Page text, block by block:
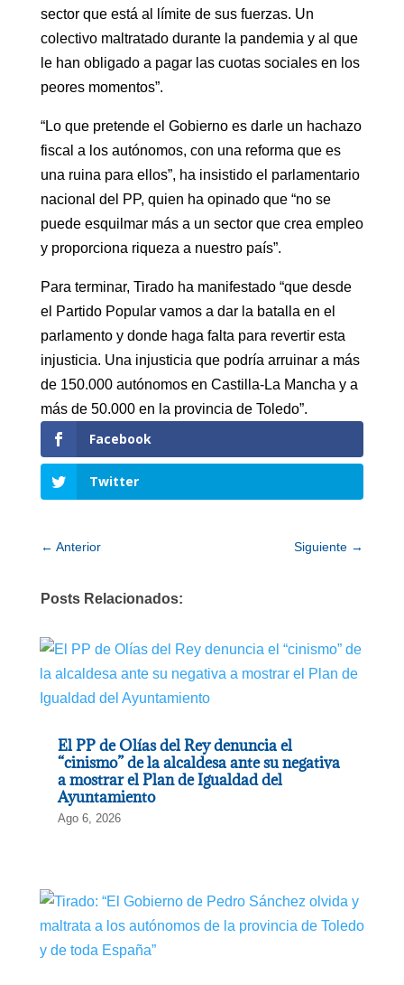
sector que está al límite de sus fuerzas. Un
colectivo maltratado durante la pandemia y al que
le han obligado a pagar las cuotas sociales en los
peores momentos”.
“Lo que pretende el Gobierno es darle un hachazo
fiscal a los autónomos, con una reforma que es
una ruina para ellos”, ha insistido el parlamentario
nacional del PP, quien ha opinado que “no se
puede esquilmar más a un sector que crea empleo
y proporciona riqueza a nuestro país”.
Para terminar, Tirado ha manifestado “que desde
el Partido Popular vamos a dar la batalla en el
parlamento y donde haga falta para revertir esta
injusticia. Una injusticia que podría arruinar a más
de 150.000 autónomos en Castilla-La Mancha y a
más de 50.000 en la provincia de Toledo”.
Facebook
Twitter
← Anterior Siguiente →
Posts Relacionados:
El PP de Olías del Rey denuncia el
“cinismo” de la alcaldesa ante su negativa
a mostrar el Plan de Igualdad del
Ayuntamiento
Ago 6, 2026